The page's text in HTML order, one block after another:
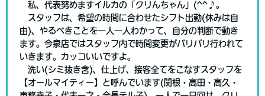
私、代表努めますイルカの「クリんちゃん」(^^♪。
スタッフは、希望の時間に合わせたシフト出勤(休みは自
由)、やるべきことを一人一人わかって、自分の判断で動き
ます。今泉店ではスタッフ内で時間変更がバリバリ行われて
いきます。カッコいいですよ。
洗い(シミ抜き含)、仕上げ、接客全てをこなすスタッフを
【オールマイティー】と呼んでいます(関根・高田・高久・